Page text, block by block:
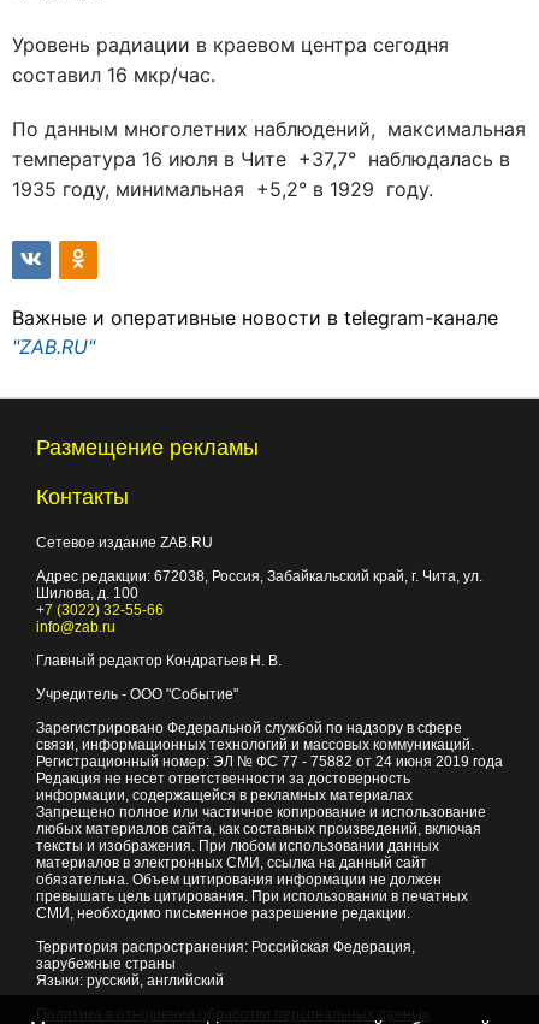
Уровень радиации в краевом центра сегодня
составил 16 мкр/час.
По данным многолетних наблюдений, максимальная
температура 16 июля в Чите +37,7° наблюдалась в
1935 году, минимальная +5,2° в 1929 году.
Важные и оперативные новости в telegram-канале
"ZAB.RU"
Размещение рекламы
Контакты
Сетевое издание ZAB.RU
Адрес редакции: 672038 , Россия, Забайкальский край, г. Чита ул.
Шилова, д. 100
+7 (3022) 32-55-66
info@zab.ru
Главный редактор Кондратьев Н. В.
Учредитель - ООО "Событие"
Зарегистрировано Федеральной службой по надзору в сфере
связи, информационных технологий и массовых коммуникаций.
Регистрационный номер: ЭЛ № ФС 77 - 75882 от 24 июня 2019 года
Редакция не несет ответственности за достоверность
информации, содержащейся в рекламных материалах
Запрещено полное или частичное копирование и использование
любых материалов сайта, как составных произведений, включая
тексты и изображения. При любом использовании данных
материалов в электронных СМИ, ссылка на данный сайт
обязательна. Объем цитирования информации не должен
превышать цель цитирования. При использовании в печатных
СМИ, необходимо письменное разрешение редакции.
Территория распространения: Российская Федерация,
зарубежные страны
Языки: русский, английский